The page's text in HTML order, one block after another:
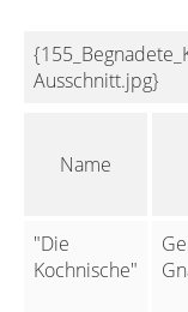
Ausschnitt.jpg}
Name
"Die
Kochnische"